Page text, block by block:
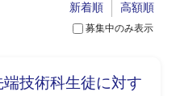
募集中のみ表示
新着順 高額順
技術科生徒に対す